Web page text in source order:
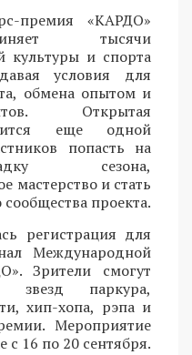
премия «КАРДО»
тысячи
культуры и спорта
условия для
обмена опытом и
Открытая
еще одной
попасть на
сезона,
мастерство и стать
проекта.
регистрация для
Международной
Зрители смогут
звезд паркура,
хип-хопа, рэпа и
Мероприятие
с 16 по 20 сентября.